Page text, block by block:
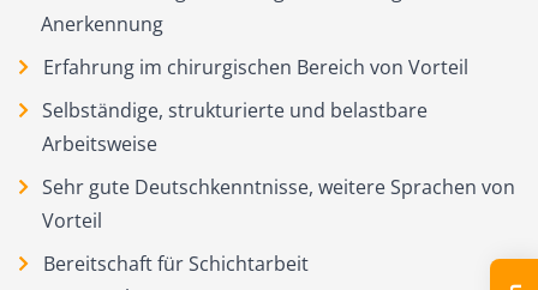
Anerkennung
Erfahrung im chirurgischen Bereich von Vorteil
Selbständige, strukturierte und belastbare
Arbeitsweise
Sehr gute Deutschkenntnisse, weitere Sprachen von
Vorteil
Bereitschaft für Schichtarbeit